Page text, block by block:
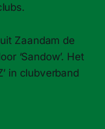
Zaandam de
‘Sandow’. Het
in clubverband